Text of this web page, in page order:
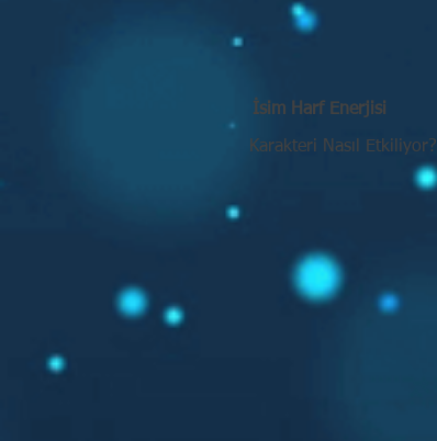
İsim Harf Enerjisi
Karakteri Nasıl Etkiliyor?